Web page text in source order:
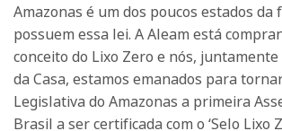
Amazonas é um dos poucos estados da
possuem essa lei. A Aleam está
conceito do Lixo Zero e nós, juntamente
da Casa, estamos emanados para
Legislativa do Amazonas a primeira
Brasil a ser certificada com o ‘Selo Lixo